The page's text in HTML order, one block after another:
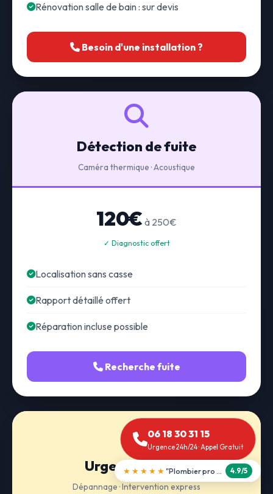
Rénovation salle de bain : sur devis
Besoin d'une installation ?
Détection de fuite
Caméra thermique · Acoustique
120€ à 250€
✓ Diagnostic offert
Localisation sans casse
Rapport détaillé offert
Réparation incluse possible
Recherche fuite
Urgence 24h/24
Dépannage · Intervention express
06 18 30 31 15
Urgence 24h/24 · Appel Gratuit
★★★★★ "Débouchage WC en 30 min" 5.0/5